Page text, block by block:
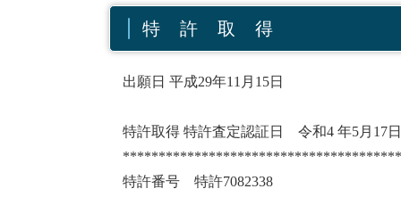
特 許 取 得
出願日 平成29年11月15日
特許取得 特許査定認証日 令和4 年5月17日
特許番号 特許7082338